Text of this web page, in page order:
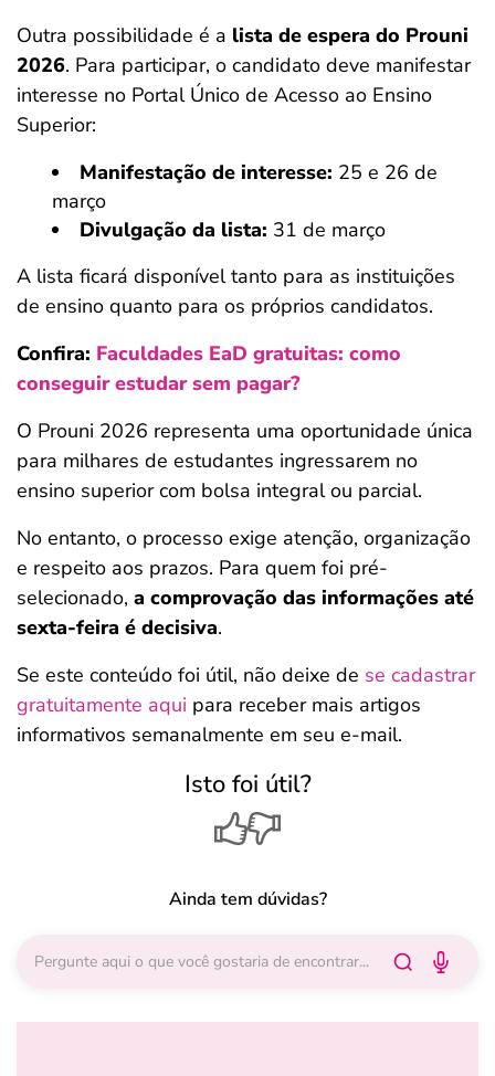
Outra possibilidade é a lista de espera do Prouni
2026. Para participar, o candidato deve manifestar
interesse no Portal Único de Acesso ao Ensino
Superior:
Manifestação de interesse: 25 e 26 de
março
Divulgação da lista: 31 de março
A lista ficará disponível tanto para as instituições
de ensino quanto para os próprios candidatos.
Confira: Faculdades EaD gratuitas: como
conseguir estudar sem pagar?
O Prouni 2026 representa uma oportunidade única
para milhares de estudantes ingressarem no
ensino superior com bolsa integral ou parcial.
No entanto, o processo exige atenção, organização
e respeito aos prazos. Para quem foi pré-
selecionado, a comprovação das informações até
sexta-feira é decisiva.
Se este conteúdo foi útil, não deixe de se cadastrar
gratuitamente aqui para receber mais artigos
informativos semanalmente em seu e-mail.
Isto foi útil?
Ainda tem dúvidas?